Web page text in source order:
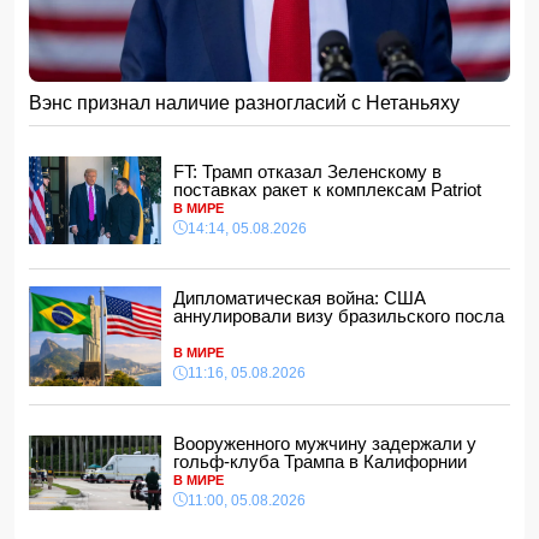
"Орхусу"- ВИДЕО
10:28, 06.08.2026
Поножовщина в магазине одежды в Агстафе: клиент
получил удар ножом в сердце
10:10, 06.08.2026
чемодане
10:00, 06.08.2026
В ООН предрекли резкий рост числа голодающих из-за
Эль-Ниньо
Турция активизирует посредничество в урегулировании
украинского конфликта
21:28, 05.08.2026
Мушфиг Алескерли: Новые правила регулирования
использования детьми социальных сетей сформируют
цифровую правовую среду
Потраченные Западом миллиарды могли бы превратить
Украину в Дубай
21:00, 05.08.2026
Вэнс признал наличие разногласий с Нетаньяху
FT: Трамп отказал Зеленскому в
поставках ракет к комплексам Patriot
В МИРЕ
14:14, 05.08.2026
Дипломатическая война: США
аннулировали визу бразильского посла
В МИРЕ
11:16, 05.08.2026
Вооруженного мужчину задержали у
гольф-клуба Трампа в Калифорнии
В МИРЕ
11:00, 05.08.2026